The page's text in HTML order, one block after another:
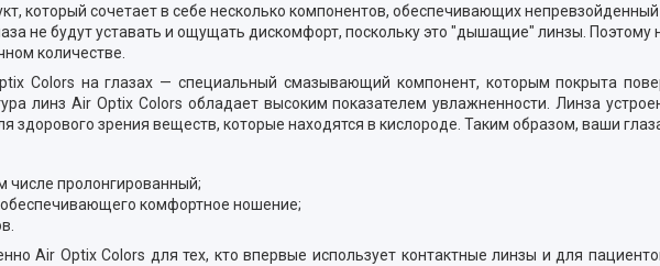
который сочетает в себе несколько компонентов, обеспечивающих
не будут уставать и ощущать дискомфорт, поскольку это "дышащие" линзы. Поэтому
количестве.
Colors на глазах — специальный смазывающий компонент, которым покрыта
линз Air Optix Colors обладает высоким показателем увлажненности. Линза
здорового зрения веществ, которые находятся в кислороде. Таким образом, ваши
пролонгированный;
комфортное ношение;
Air Optix Colors для тех, кто впервые использует контактные линзы и для